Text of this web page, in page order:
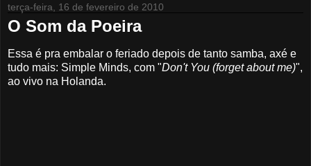
terça-feira, 16 de fevereiro de 2010
O Som da Poeira
Essa é pra embalar o feriado depois de tanto samba, axé e
tudo mais: Simple Minds, com "Don't You (forget about me)",
ao vivo na Holanda.